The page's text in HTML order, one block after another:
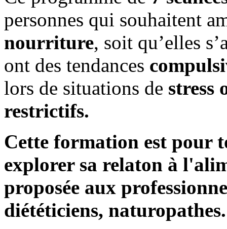
personnes qui souhaitent
nourriture, soit qu’elles
ont des tendances
lors de situations de stress
restrictifs.
Cette formation est pour
explorer sa relaton à
proposée aux
diététiciens, naturopathes.